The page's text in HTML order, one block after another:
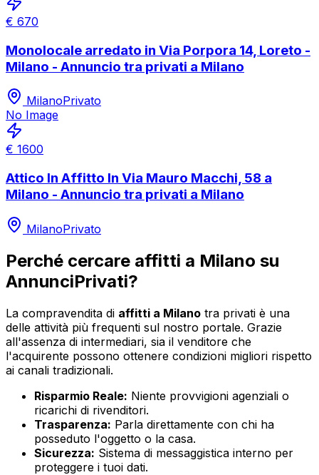
€ 670
Monolocale arredato in Via Porpora 14, Loreto -
Milano - Annuncio tra privati a Milano
MilanoPrivato
No Image
€ 1600
Attico In Affitto In Via Mauro Macchi, 58 a
Milano - Annuncio tra privati a Milano
MilanoPrivato
Perché cercare affitti a Milano su
AnnunciPrivati?
La compravendita di affitti a Milano tra privati è una
delle attività più frequenti sul nostro portale. Grazie
all'assenza di intermediari, sia il venditore che
l'acquirente possono ottenere condizioni migliori rispetto
ai canali tradizionali.
Risparmio Reale: Niente provvigioni agenziali o
ricarichi di rivenditori.
Trasparenza: Parla direttamente con chi ha
posseduto l'oggetto o la casa.
Sicurezza: Sistema di messaggistica interno per
proteggere i tuoi dati.